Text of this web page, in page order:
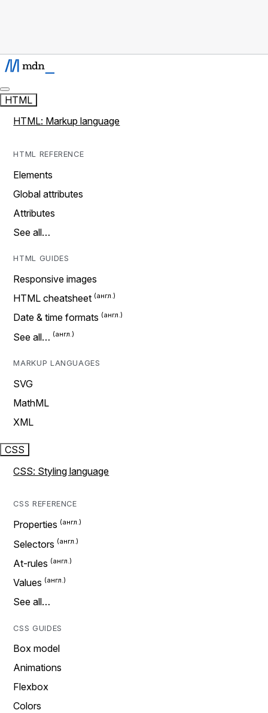
HTML
HTML: Markup language
HTML REFERENCE
Elements
Global attributes
Attributes
See all…
HTML GUIDES
Responsive images
HTML cheatsheet
Date & time formats
See all…
MARKUP LANGUAGES
SVG
MathML
XML
CSS
CSS: Styling language
CSS REFERENCE
Properties
Selectors
At-rules
Values
See all…
CSS GUIDES
Box model
Animations
Flexbox
Colors